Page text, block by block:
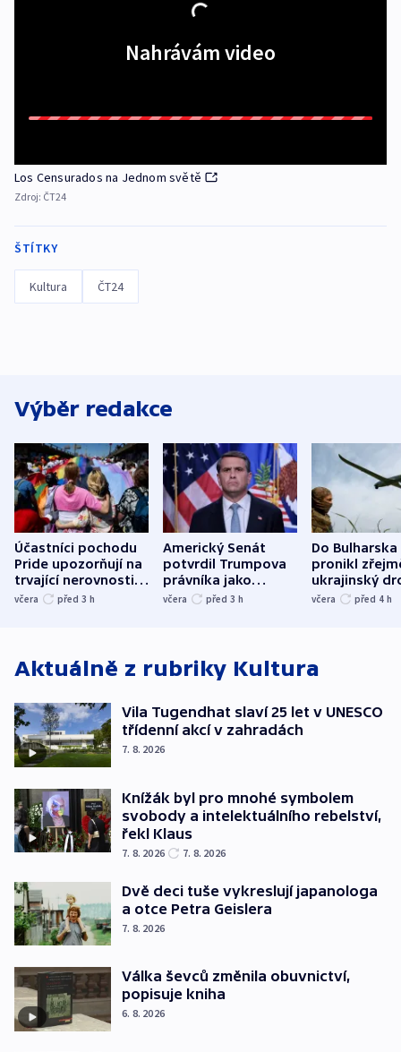
Nahrávám video
Los Censurados na Jednom světě
Zdroj: ČT24
ŠTÍTKY
Kultura ČT24
Výběr redakce
Účastníci pochodu
Pride upozorňují na
trvající nerovnosti i
společenskou
včera před 3 h
Americký Senát
potvrdil Trumpova
právníka jako
ministra
včera před 3 h
Do Bulharska
pronikl
ukrajinský
explodoval
včera před 4 h
Aktuálně z rubriky Kultura
Vila Tugendhat slaví 25 let v UNESCO
třídenní akcí v zahradách
7. 8. 2026
Knížák byl pro mnohé symbolem
svobody a intelektuálního rebelství,
řekl Klaus
7. 8. 2026 7. 8. 2026
Dvě deci tuše vykreslují japanologa
a otce Petra Geislera
7. 8. 2026
Válka ševců změnila obuvnictví,
popisuje kniha
6. 8. 2026